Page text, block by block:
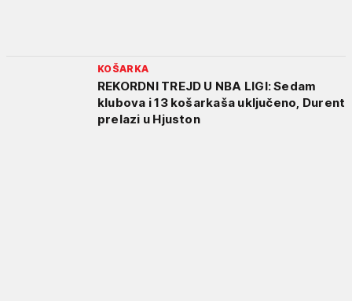
KOŠARKA
REKORDNI TREJD U NBA LIGI: Sedam
klubova i 13 košarkaša uključeno, Durent
prelazi u Hjuston